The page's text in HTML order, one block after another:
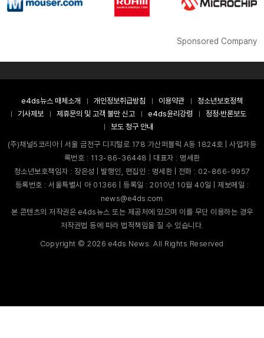
Sponsored Company
e4ds뉴스 매체소개 개인정보취급방침 이용약관
청소년보호정책
기사제보
제휴문의 및 고객 불만 신고 e4ds윤리강령
정정·반론보도
보도 청구 안내
(주)채널5코리아 | 서울 금천구 디지털로 178 가산퍼블릭 A동 1824호 | 사업자등
록번호 : 113-86-36448 | 대표자 : 명세환
청소년보호책임자 : 장은성 | 발행인, 편집인 : 명세환 | 전화 : 02-866-9957
등록번호 : 서울특별시 아 01366 | 등록일 : 2010년 10월 40일 | 제보메일 :
news@e4ds.com
본 콘텐츠의 저작권은 e4ds뉴스 또는 제공처에 있으며 이를 무단 이용하는 경우
저작권법 등에 따라 법적책임을 질 수 있습니다.
Copyright ©2026 e4ds News. All Rights Reserved